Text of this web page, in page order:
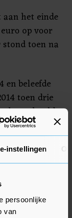
instellingen
persoonlijke
van
het einde
op voor
toen na
en beleefde
toen drie
opgehaald.
hoge